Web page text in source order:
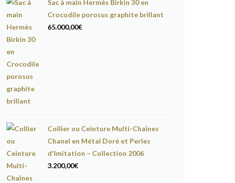
Sac à main Hermès Birkin 30 en
Crocodile porosus graphite brillant
65.000,00€
Collier ou Ceinture Multi-Chaînes
Chanel en Métal Doré et Perles
d'Imitation – Collection 2006
3.200,00€